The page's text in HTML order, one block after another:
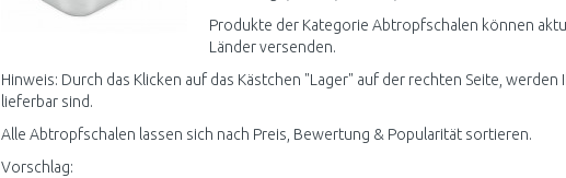
Produkte der Kategorie Abtropfschalen können
Länder versenden.
Hinweis: Durch das Klicken auf das Kästchen "Lager" auf der rechten Seite,
lieferbar sind.
Alle Abtropfschalen lassen sich nach Preis, Bewertung & Popularität sortieren.
Vorschlag: